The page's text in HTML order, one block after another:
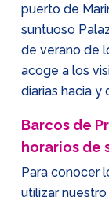
puerto de
suntuoso
de verano de
acoge a los
diarias hacia y
Barcos de
horarios de
Para conocer
utilizar nuestro